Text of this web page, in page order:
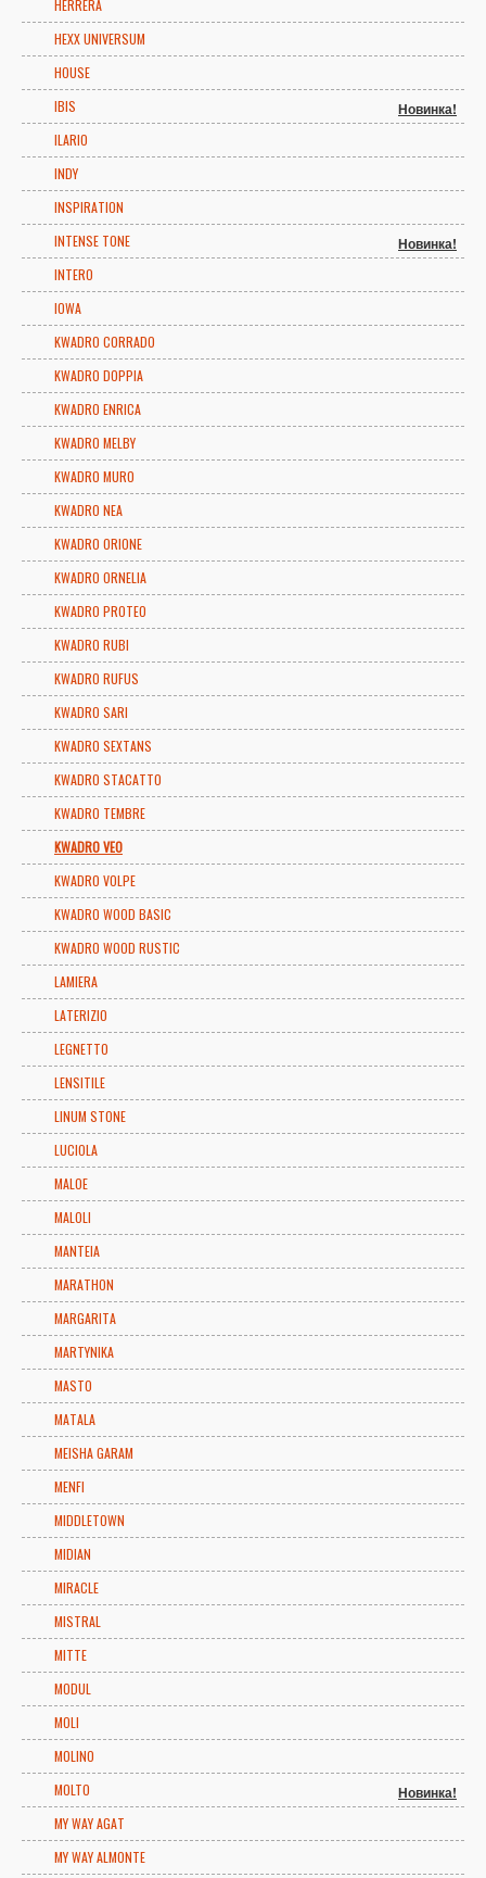
HERRERA
HEXX UNIVERSUM
HOUSE
IBIS
Новинка!
ILARIO
INDY
INSPIRATION
INTENSE TONE
Новинка!
INTERO
IOWA
KWADRO CORRADO
KWADRO DOPPIA
KWADRO ENRICA
KWADRO MELBY
KWADRO MURO
KWADRO NEA
KWADRO ORIONE
KWADRO ORNELIA
KWADRO PROTEO
KWADRO RUBI
KWADRO RUFUS
KWADRO SARI
KWADRO SEXTANS
KWADRO STACATTO
KWADRO TEMBRE
KWADRO VEO
KWADRO VOLPE
KWADRO WOOD BASIC
KWADRO WOOD RUSTIC
LAMIERA
LATERIZIO
LEGNETTO
LENSITILE
LINUM STONE
LUCIOLA
MALOE
MALOLI
MANTEIA
MARATHON
MARGARITA
MARTYNIKA
MASTO
MATALA
MEISHA GARAM
MENFI
MIDDLETOWN
MIDIAN
MIRACLE
MISTRAL
MITTE
MODUL
MOLI
MOLINO
MOLTO
Новинка!
MY WAY AGAT
MY WAY ALMONTE